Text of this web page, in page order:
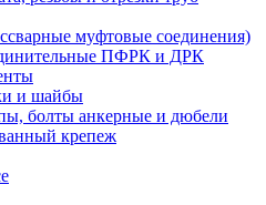
муфтовые соединения)
ПФРК и ДРК
и шайбы
болты анкерные и дюбели
крепеж